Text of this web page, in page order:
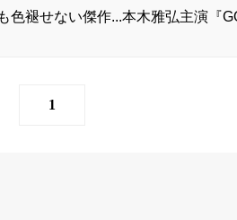
色褪せない傑作...本木雅弘主演『
1